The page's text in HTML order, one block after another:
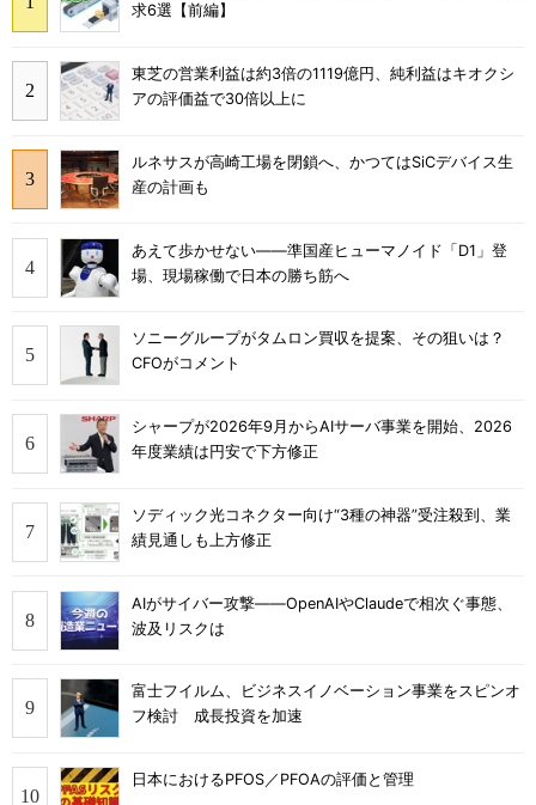
求6選【前編】
東芝の営業利益は約3倍の1119億円、純利益はキオクシ
アの評価益で30倍以上に
ルネサスが高崎工場を閉鎖へ、かつてはSiCデバイス生
産の計画も
あえて歩かせない――準国産ヒューマノイド「D1」登
場、現場稼働で日本の勝ち筋へ
ソニーグループがタムロン買収を提案、その狙いは？
CFOがコメント
シャープが2026年9月からAIサーバ事業を開始、2026
年度業績は円安で下方修正
ソディック光コネクター向け“3種の神器”受注殺到、業
績見通しも上方修正
AIがサイバー攻撃――OpenAIやClaudeで相次ぐ事態、
波及リスクは
富士フイルム、ビジネスイノベーション事業をスピンオ
フ検討 成長投資を加速
日本におけるPFOS／PFOAの評価と管理